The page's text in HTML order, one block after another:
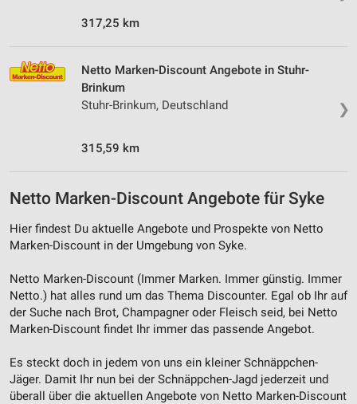
317,25 km
❯
Netto Marken-Discount Angebote in Stuhr-
Brinkum
Stuhr-Brinkum, Deutschland
315,59 km
Netto Marken-Discount Angebote für Syke
Hier findest Du aktuelle Angebote und Prospekte von Netto
Marken-Discount in der Umgebung von Syke.
Netto Marken-Discount (Immer Marken. Immer günstig. Immer
Netto.) hat alles rund um das Thema Discounter. Egal ob Ihr auf
der Suche nach Brot, Champagner oder Fleisch seid, bei Netto
Marken-Discount findet Ihr immer das passende Angebot.
Es steckt doch in jedem von uns ein kleiner Schnäppchen-
Jäger. Damit Ihr nun bei der Schnäppchen-Jagd jederzeit und
überall über die aktuellen Angebote von Netto Marken-Discount